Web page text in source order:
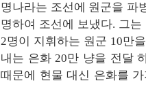
명나라는 조선에 원군을 파
명하여 조선에 보냈다. 그
2명이 지휘하는 원군 10만
내는 은화 20만 냥을 전달
때문에 현물 대신 은화를